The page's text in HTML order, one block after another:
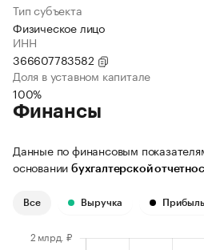
Тип субъекта
Физическое лицо
ИНН
366607783582
Доля в уставном капитале
100%
Финансы
Данные по финансовым
основании бухгалтерской
Все Выручка Прибыль